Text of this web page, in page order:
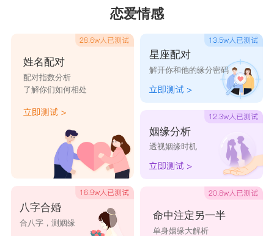
恋爱情感
姓名配对
配对指数分析
了解你们如何相处
八字合婚
合八字，测姻缘
星座配对
解开你和他的缘分密码
姻缘分析
透视姻缘时机
命中注定另一半
单身姻缘大解析